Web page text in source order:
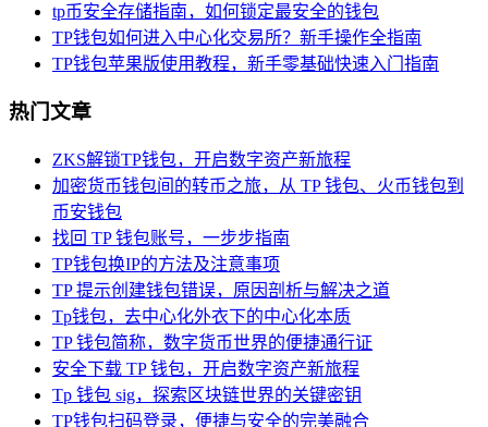
tp币安全存储指南，如何锁定最安全的钱包
TP钱包如何进入中心化交易所？新手操作全指南
TP钱包苹果版使用教程，新手零基础快速入门指南
热门文章
ZKS解锁TP钱包，开启数字资产新旅程
加密货币钱包间的转币之旅，从 TP 钱包、火币钱包到
币安钱包
找回 TP 钱包账号，一步步指南
TP钱包换IP的方法及注意事项
TP 提示创建钱包错误，原因剖析与解决之道
Tp钱包，去中心化外衣下的中心化本质
TP 钱包简称，数字货币世界的便捷通行证
安全下载 TP 钱包，开启数字资产新旅程
Tp 钱包 sig，探索区块链世界的关键密钥
TP钱包扫码登录，便捷与安全的完美融合